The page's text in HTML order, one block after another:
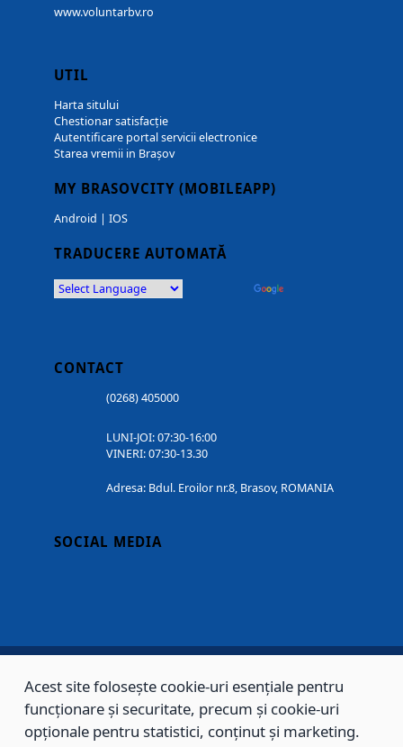
www.voluntarbv.ro
UTIL
Harta sitului
Chestionar satisfacție
Autentificare portal servicii electronice
Starea vremii in Brașov
MY BRASOVCITY (MOBILEAPP)
Android | IOS
TRADUCERE AUTOMATĂ
CONTACT
(0268) 405000
LUNI-JOI: 07:30-16:00
VINERI: 07:30-13.30
Adresa: Bdul. Eroilor nr.8, Brasov, ROMANIA
SOCIAL MEDIA
Copyright © 2002 - 2026 - PRIMĂRIA MUNICIPIULUI BRAȘOV, toate drepturile
rezervate.
Acest site folosește cookie-uri esențiale pentru
funcționare și securitate, precum și cookie-uri
opționale pentru statistici, conținut și marketing.